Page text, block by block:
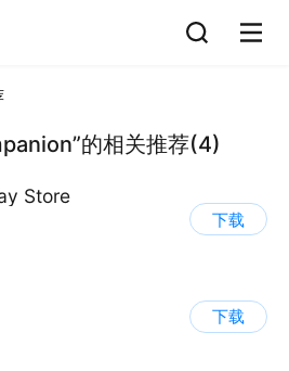
的相关推荐(4)
Store
下载
下载